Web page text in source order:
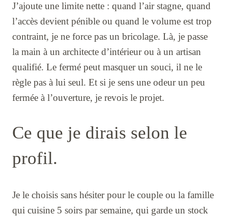
J’ajoute une limite nette : quand l’air stagne, quand
l’accès devient pénible ou quand le volume est trop
contraint, je ne force pas un bricolage. Là, je passe
la main à un architecte d’intérieur ou à un artisan
qualifié. Le fermé peut masquer un souci, il ne le
règle pas à lui seul. Et si je sens une odeur un peu
fermée à l’ouverture, je revois le projet.
Ce que je dirais selon le
profil.
Je le choisis sans hésiter pour le couple ou la famille
qui cuisine 5 soirs par semaine, qui garde un stock